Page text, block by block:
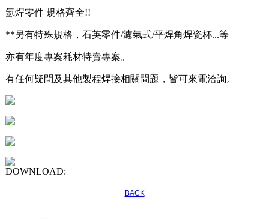
氬焊零件 規格齊全!!
**另有特殊規格，石英零件/濾氣式/平焊角焊瓷杯...等
亦有年度專案耗材特賣專案。
有任何疑問及其他製程焊接相關問題，皆可來電洽詢。
DOWNLOAD:
BACK